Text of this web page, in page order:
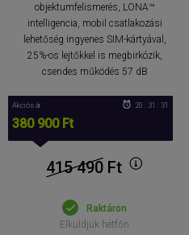
objektumfelismerés, LONA™
intelligencia, mobil csatlakozási
lehetőség ingyenes SIM-kártyával,
25%-os lejtőkkel is megbirkózik,
csendes működés 57 dB
Akciós ár
380 900 Ft
20 : 31 : 30
415 490 Ft
Raktáron
Elküldjük hétfőn